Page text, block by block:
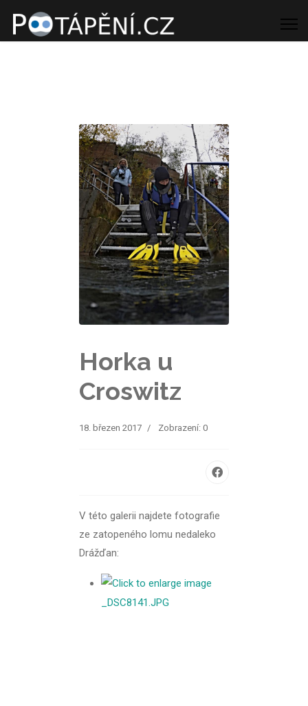
Horka u
Croswitz
18. březen 2017 Zobrazení: 0
V této galerii najdete fotografie
ze zatopeného lomu nedaleko
Drážďan: